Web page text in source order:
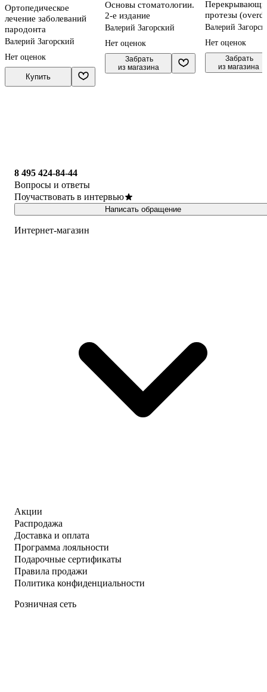
Ортопедическое
лечение заболеваний
пародонта
Валерий Загорский
Нет оценок
Купить
Основы стоматологии.
2-е издание
Валерий Загорский
Нет оценок
Забрать
из магазина
протезы
Валерий
Нет оценок
Забрать
из магазина
8 495 424-84-44
Вопросы и ответы
Поучаствовать в интервью
Написать обращение
Интернет-магазин
Акции
Распродажа
Доставка и оплата
Программа лояльности
Подарочные сертификаты
Правила продажи
Политика конфиденциальности
Розничная сеть